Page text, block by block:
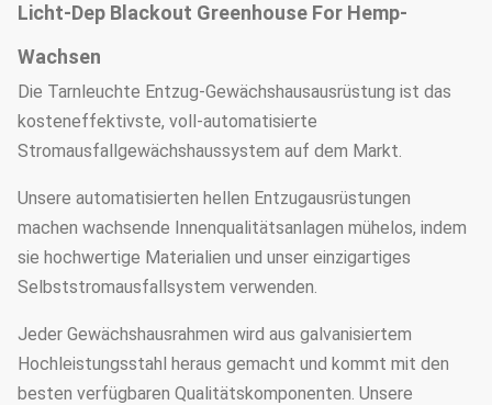
Licht-Dep Blackout Greenhouse For Hemp-
Wachsen
Die Tarnleuchte Entzug-Gewächshausausrüstung ist das
kosteneffektivste, voll-automatisierte
Stromausfallgewächshaussystem auf dem Markt.
Unsere automatisierten hellen Entzugausrüstungen
machen wachsende Innenqualitätsanlagen mühelos, indem
sie hochwertige Materialien und unser einzigartiges
Selbststromausfallsystem verwenden.
Jeder Gewächshausrahmen wird aus galvanisiertem
Hochleistungsstahl heraus gemacht und kommt mit den
besten verfügbaren Qualitätskomponenten. Unsere